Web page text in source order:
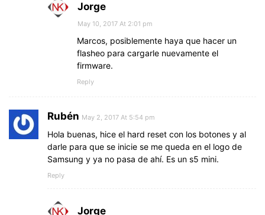
Jorge
May 10, 2017 At 2:01 pm
Marcos, posiblemente haya que hacer un
flasheo para cargarle nuevamente el
firmware.
Reply
Rubén May 2, 2017 At 5:54 pm
Hola buenas, hice el hard reset con los botones y al
darle para que se inicie se me queda en el logo de
Samsung y ya no pasa de ahí. Es un s5 mini.
Reply
Jorge